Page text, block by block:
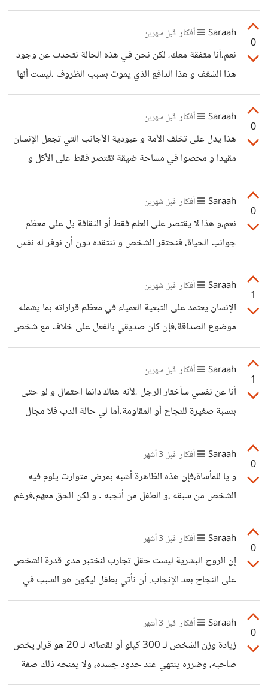
أمة بأكملها.حسنا أتفق معك،لكن لماذا لا يتلقى الدعم من طرف
الدولة أو الناس،أو لماذا لا يتلقى فقط بعض التجاهل و المبالاة
التي تفسح له مجالا للإبداع و العمل الشغوف. الفرق هنا ،أن
الأجانب،حتى لو لم يتلقوا دعما من طرف الدولة ،لم يتلقوا أي
نقذ أو محاكمة أو يتعرضوا لأي عواقب أثناء ذلك .
0
Saraah أفكار قبل شهرين
نعم،أنا متفقة معك، لكن نحن في هذه الحالة نتحدث عن وجود
هذا الشغف و هذا الدافع الذي يموت بسبب الظروف ،ليست أنها
غير ملائمة أو مساعدة و حيادية فقط، بل ظروف تقلل من
شخص و تحطم أماله حتى في أبسط المواضيع ،و في هذه الحالة
الحفاظ على الشغف و تطويره يصبح أمرا في غاية الصعوبة أمام
أمة بأكملها تنتقد في أفعالك.
0
Saraah أفكار قبل شهرين
هذا يدل على تخلف الأمة و عبودية الأجانب التي تجعل الإنسان
مقيدا و محصوا في مساحة ضيقة تقتصر فقط على الأكل و
الشرب و العمل دون تجربة أي نشاط جديد يحفز به نفسه و يغير
من روتينه .
0
Saraah أفكار قبل شهرين
نعم،و هذا لا يقتصر على العلم فقط أو الثقافة بل على معظم
جوانب الحياة، فنحتقر الشخص و ننتقده دون أن نوفر له نفس
البيئة و الظروف التي تساعد على التقدم و التطور.
1
Saraah أفكار قبل شهرين
الإنسان يعتمد على التبعية العمياء في معظم قراراته بما يشمله
موضوع الصداقة،فإن كان صديقي بالفعل على خلاف مع شخص
آخر فهذا لا يمنع أن يكون هو الطرف المخطئ،لكننا لا زلنا نصر
على الوقوف مع الظالم دفاعا عنه أمام المظلوم رغم معرفتنا
الحقيقة فقط لأنه صديقنا بينما الطرف الآخر لا تصلنا به أية
قرابة.
1
Saraah أفكار قبل شهرين
أنا عن نفسي سأختار الرجل ،لأنه هناك دائما احتمال و لو حتى
بنسبة صغيرة للنجاح أو المقاومة،أما لي حالة الدب فلا مجال
للفوز و الموت محسوم.كما أن الإنسان يخاف من المجهول ،الدب
رغم معرفتنا بغريزته و تصرفاته الوحشية إلا و أننا لم نعاشره أو
نصادفه يوما،أما الرجل فهو من البشر الذي نتعامل معهم كل يوم
و تتغير السلوكيات و التصرفات من شخص لي آخره حسب بيئة
0
Saraah أفكار قبل 3 أشهر
و يا للمأساة،فإن هذه الظاهرة أشبه بمرض متوارت يلوم فيه
الشخص من سبقه ،و الطفل من أنجبه . و لكن الحق معهم،فرغم
أن الظروف لم تكن مساعدة،لكن على الأقل،يجب أن يكون
الإنجاب و التكاثر آخر قضية وطرح في هذا الجدال.
0
Saraah أفكار قبل 3 أشهر
إن الروح البشرية ليست حقل تجارب لنختبر مدى قدرة الشخص
على النجاح بعد الإنجاب. أن نأتي بطفل ليكون هو السبب في
محاولتنا للعيش، بينما نحن لم نُقدر قيمة أرواحنا كبشر بما يكفي
لنسعى لأنفسنا، هو ظلم بيّن. المحاولة الحقيقية تبدأ ببناء البيت
مادياً ومعنوياً قبل دعوة الضيوف إليه، أما دعوة طفل لشارع
مظلم ثم انتظاره ليضيء لنا حياتنا، فهي أنانية مُفرطة لا تمت
0
Saraah أفكار قبل 3 أشهر
زيادة وزن الشخص لـ 300 كيلو أو نقصانه لـ 20 هو قرار يخص
صاحبه، وضرره ينتهي عند حدود جسده، ولا يمنحه ذلك صفة
اللانسانية أو الانحراف الأخلاقي. لكن الأمر يتحول إلى نرجسية